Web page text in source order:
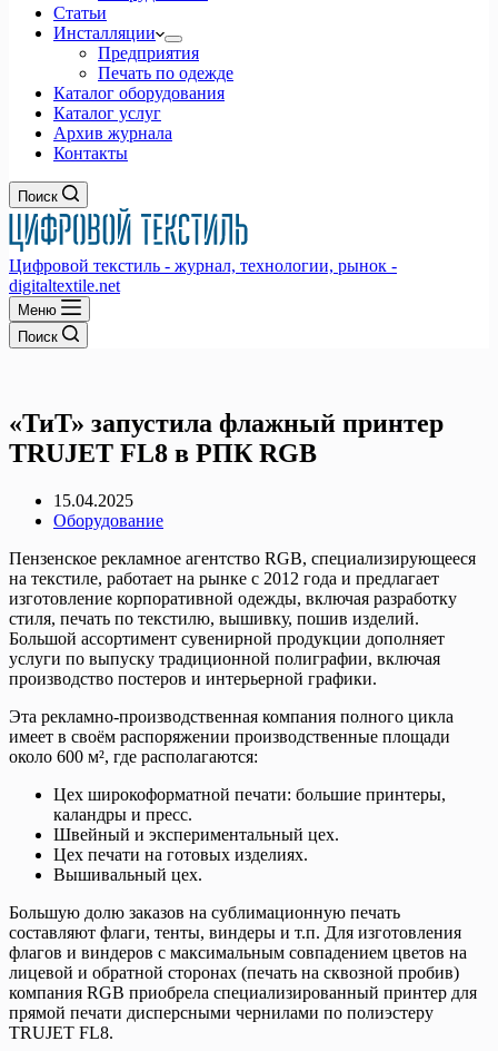
Статьи
Инсталляции
Предприятия
Печать по одежде
Каталог оборудования
Каталог услуг
Архив журнала
Контакты
Поиск
Цифровой текстиль - журнал, технологии, рынок -
digitaltextile.net
Меню
Поиск
«ТиТ» запустила флажный принтер
TRUJET FL8 в РПК RGB
15.04.2025
Оборудование
Пензенское рекламное агентство RGB, специализирующееся
на текстиле, работает на рынке с 2012 года и предлагает
изготовление корпоративной одежды, включая разработку
стиля, печать по текстилю, вышивку, пошив изделий.
Большой ассортимент сувенирной продукции дополняет
услуги по выпуску традиционной полиграфии, включая
производство постеров и интерьерной графики.
Эта рекламно-производственная компания полного цикла
имеет в своём распоряжении производственные площади
около 600 м², где располагаются:
Цех широкоформатной печати: большие принтеры,
каландры и пресс.
Швейный и экспериментальный цех.
Цех печати на готовых изделиях.
Вышивальный цех.
Большую долю заказов на сублимационную печать
составляют флаги, тенты, виндеры и т.п. Для изготовления
флагов и виндеров с максимальным совпадением цветов на
лицевой и обратной сторонах (печать на сквозной пробив)
компания RGB приобрела специализированный принтер для
прямой печати дисперсными чернилами по полиэстеру
TRUJET FL8.